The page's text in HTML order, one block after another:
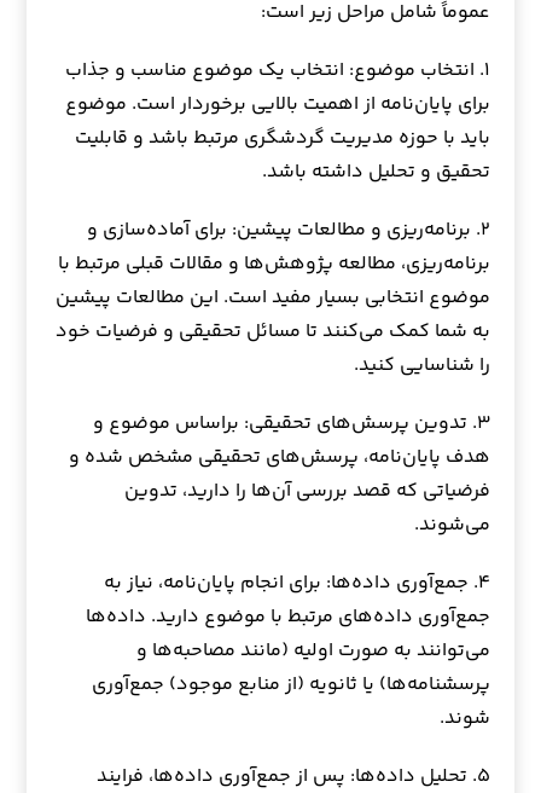
عموماً شامل مراحل زیر است:
۱. انتخاب موضوع: انتخاب یک موضوع مناسب و جذاب
برای پایان‌نامه از اهمیت بالایی برخوردار است. موضوع
باید با حوزه مدیریت گردشگری مرتبط باشد و قابلیت
تحقیق و تحلیل داشته باشد.
۲. برنامه‌ریزی و مطالعات پیشین: برای آماده‌سازی و
برنامه‌ریزی، مطالعه پژوهش‌ها و مقالات قبلی مرتبط با
موضوع انتخابی بسیار مفید است. این مطالعات پیشین
به شما کمک می‌کنند تا مسائل تحقیقی و فرضیات خود
را شناسایی کنید.
۳. تدوین پرسش‌های تحقیقی: براساس موضوع و
هدف پایان‌نامه، پرسش‌های تحقیقی مشخص شده و
فرضیاتی که قصد بررسی آن‌ها را دارید، تدوین
می‌شوند.
۴. جمع‌آوری داده‌ها: برای انجام پایان‌نامه، نیاز به
جمع‌آوری داده‌های مرتبط با موضوع دارید. داده‌ها
می‌توانند به صورت اولیه (مانند مصاحبه‌ها و
پرسشنامه‌ها) یا ثانویه (از منابع موجود) جمع‌آوری
شوند.
۵. تحلیل داده‌ها: پس از جمع‌آوری داده‌ها، فرایند